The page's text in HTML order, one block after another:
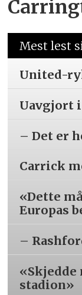
Mest lest
United-
Uavgjort
– Det er
Carrick
«Dette
Europas
–
«Skjedde
stadion»